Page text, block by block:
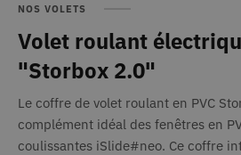
NOS VOLETS
Volet roulant
"Storbox 2.0"
Le coffre de volet roulant en PVC
complément idéal des fenêtres en
coulissantes iSlide#neo. Ce coffre